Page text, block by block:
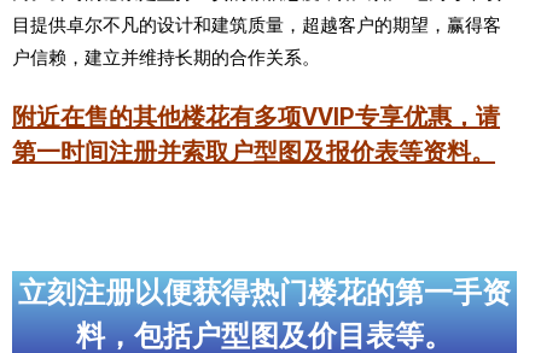
目提供卓尔不凡的设计和建筑质量，超越客户的期望，赢得客
户信赖，建立并维持长期的合作关系。
附近在售的其他楼花有多项VVIP专享优惠，请
第一时间注册并索取户型图及报价表等资料。
立刻注册以便获得热门楼花的第一手资
料，包括户型图及价目表等。